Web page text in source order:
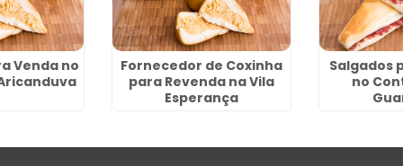
Venda no
Fornecedor de Coxinha
para Revenda na Vila
Esperança
Salgados
no